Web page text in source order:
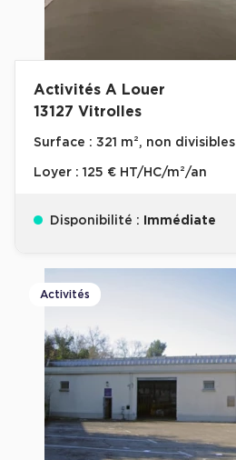
Activités A Louer
13127 Vitrolles
Surface : 321 m², non divisibles
Loyer : 125 € HT/HC/m²/an
Disponibilité : Immédiate
Activités